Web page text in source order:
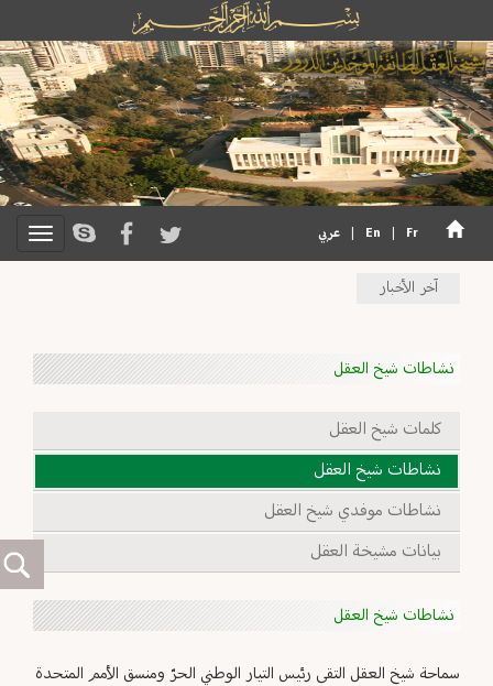
En Fr عربي
آخر الأخبار
نشاطات شيخ العقل
كلمات شيخ العقل
نشاطات شيخ العقل
نشاطات موفدي شيخ العقل
بيانات مشيخة العقل
نشاطات شيخ العقل
سماحة شيخ العقل التقى رئيس التيار الوطني الحرّ ومنسق الأمم المتحدة